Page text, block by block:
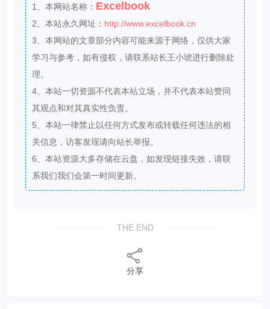
1、本网站名称： Excelbook
2、本站永久网址： http://www.excelbook.cn
3、本网站的文章部分内容可能来源于网络，仅供大家
学习与参考，如有侵权，请联系站长王小琥进行删除处
理。
4、本站一切资源不代表本站立场，并不代表本站赞同
其观点和对其真实性负责。
5、本站一律禁止以任何方式发布或转载任何违法的相
关信息，访客发现请向站长举报。
6、本站资源大多存储在云盘，如发现链接失效，请联
系我们我们会第一时间更新。
THE END
分享